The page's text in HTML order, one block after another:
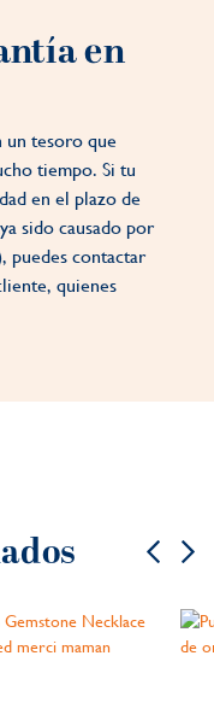
en
un tesoro que
tiempo. Si tu
en el plazo de
sido causado por
puedes contactar
quienes